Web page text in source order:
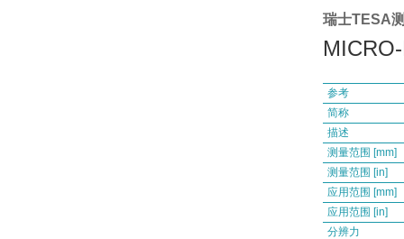
瑞士TESA
参考
简称
描述
测量范围 [mm]
测量范围 [in]
应用范围 [mm]
应用范围 [in]
分辨力